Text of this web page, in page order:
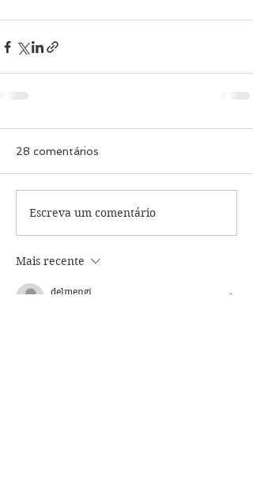
28 comentários
Escreva um comentário
Mais recente
delmengi